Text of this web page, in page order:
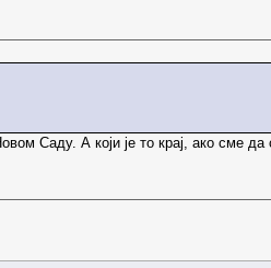
Саду. А који је то крај, ако сме да